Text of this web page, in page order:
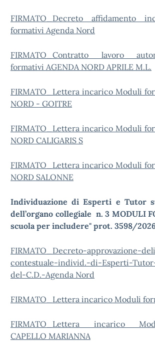
FIRMATO_Decreto affidamento
formativi Agenda Nord
FIRMATO_Contratto lavoro
formativi AGENDA NORD APRILE M.L.
FIRMATO_Lettera incarico Moduli
NORD - GOITRE
FIRMATO_Lettera incarico Moduli
NORD CALIGARIS S
FIRMATO_Lettera incarico Moduli
NORD SALONNE
Individuazione di Esperti e Tutor
dell’organo collegiale n. 3 MODULI
scuola per includere" prot. 3598/
FIRMATO_Decreto-approvazione-
contestuale-individ.-di-Esperti-
del-C.D.-Agenda Nord
FIRMATO_Lettera incarico Moduli
FIRMATO_Lettera incarico
CAPELLO MARIANNA